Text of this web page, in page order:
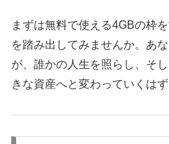
まずは無料で使える4GBの枠
を踏み出してみませんか。あ
が、誰かの人生を照らし、そ
きな資産へと変わっていくはず